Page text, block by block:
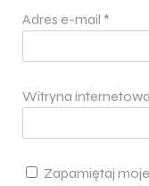
Adres e-mail *
Witryna internetowa
Zapamiętaj